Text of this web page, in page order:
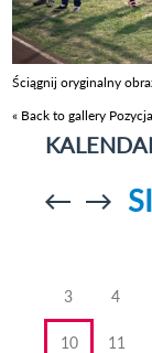
Ściągnij oryginalny
« Back to gallery
Przejdź do
3 4
10 11